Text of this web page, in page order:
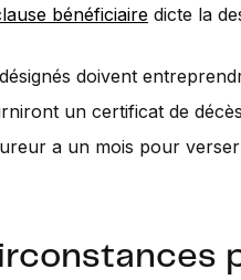
bénéficiaire dicte la
doivent
un certificat de
a un mois pour